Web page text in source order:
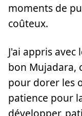
moments de
coûteux.
J'ai appris
bon Mujadara,
pour dorer les
patience pour